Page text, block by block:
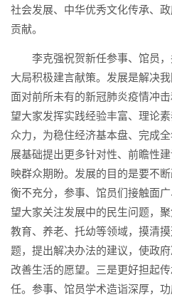
社会发展、中华优秀文化传承、
贡献。
李克强祝贺新任参事、馆员
大局积极建言献策。发展是解决
面对前所未有的新冠肺炎疫情冲
望大家发挥实践经验丰富、理论
众力，为稳住经济基本盘、完成
展基础提出更多针对性、前瞻性
映群众期盼。发展的目的是要不
衡不充分，参事、馆员们接触面
望大家关注发展中的民生问题，
教育、养老、托幼等领域，摸清
题，提出解决办法的建议，使政
改善生活的愿望。三是更好担起
任。参事、馆员学术造诣深厚，